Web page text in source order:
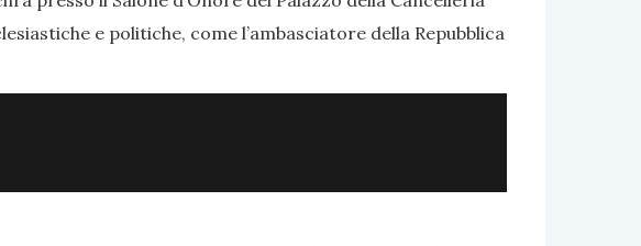
e politiche, come l’ambasciatore della Repubblica